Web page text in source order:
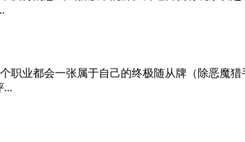
职业都会一张属于自己的终极随从牌（除恶魔
...